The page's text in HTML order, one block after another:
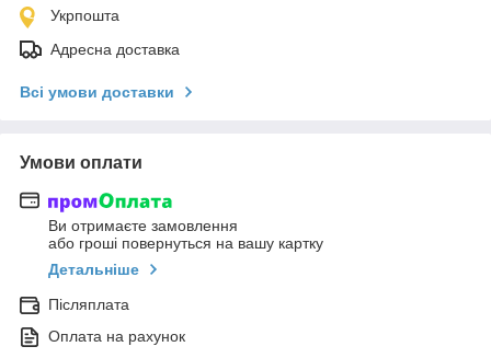
Укрпошта
Адресна доставка
Всі умови доставки
Умови оплати
Ви отримаєте замовлення
або гроші повернуться на вашу картку
Детальніше
Післяплата
Оплата на рахунок